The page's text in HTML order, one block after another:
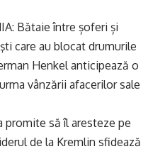
Bătaie între șoferi și
care au blocat drumurile
Henkel anticipează o
vânzării afacerilor sale
promite să îl aresteze pe
de la Kremlin sfidează